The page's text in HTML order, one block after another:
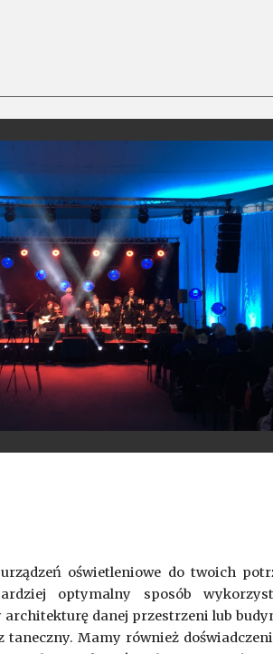
oświetleniowe do twoich
optymalny sposób
danej przestrzeni lub
Mamy również